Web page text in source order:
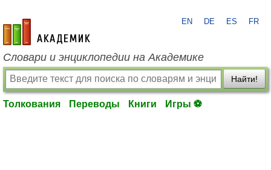
academic.ru
EN DE ES FR
Словари и энциклопедии на Академике
Найти!
Толкования Переводы Книги Игры ⚽